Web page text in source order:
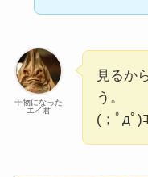
干物になった
エイ君
見るか
う。
(；ﾟдﾟ)